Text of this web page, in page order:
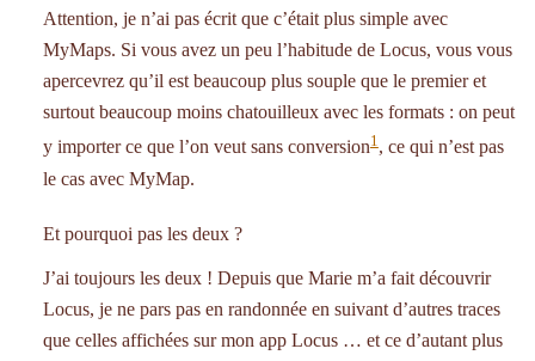
Attention, je n’ai pas écrit que c’était plus simple avec
MyMaps. Si vous avez un peu l’habitude de Locus, vous vous
apercevrez qu’il est beaucoup plus souple que le premier et
surtout beaucoup moins chatouilleux avec les formats : on peut
y importer ce que l’on veut sans conversion1, ce qui n’est pas
le cas avec MyMap.
Et pourquoi pas les deux ?
J’ai toujours les deux ! Depuis que Marie m’a fait découvrir
Locus, je ne pars pas en randonnée en suivant d’autres traces
que celles affichées sur mon app Locus … et ce d’autant plus